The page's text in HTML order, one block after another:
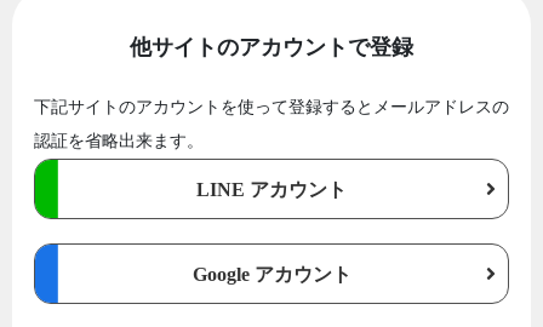
他サイトのアカウントで登録
下記サイトのアカウントを使って登録するとメールアドレスの
認証を省略出来ます。
LINE アカウント
Google アカウント